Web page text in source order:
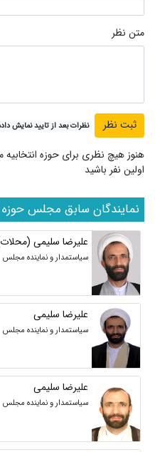
متن نظر
نظرات بعد از تایید نمایش
هنوز هیچ نظری برای حوزه
اولین نفر باشید
نمایندگان سابق مجلس حوزه
علیرضا سلیمی
سیاستمدار و نماینده مجلس
علیرضا سلیمی
سیاستمدار و نماینده مجلس
علیرضا سلیمی
سیاستمدار و نماینده مجلس